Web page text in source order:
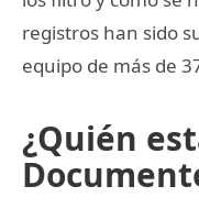
registros han sido
equipo de más de
¿Quién